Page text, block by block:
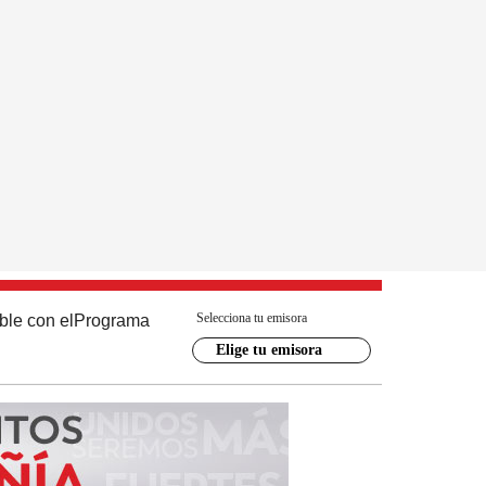
con el Programa Selecciona tu emisora
Elige tu emisora